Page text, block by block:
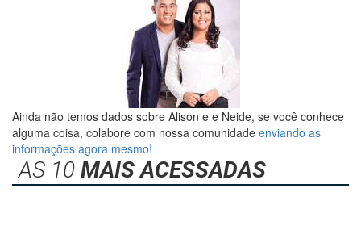
Ainda não temos dados sobre Alison e e Neide, se você conhece
alguma coisa, colabore com nossa comunidade enviando as
informações agora mesmo!
AS 10 MAIS ACESSADAS